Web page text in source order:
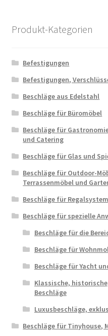
Produkt-Kategorien
Befestigungen
Befestigungen,
Beschläge aus Edelstahl
Beschläge für Büromöbel
Beschläge für
und Catering
Beschläge für Glas und
Beschläge für Outdoor-
Terrassenmöbel und
Beschläge für
Beschläge für spezielle
Beschläge für die
Beschläge für
Beschläge für Yacht
Klassische,
Beschläge
Luxusbeschläge,
Beschläge für Tinyhouse,